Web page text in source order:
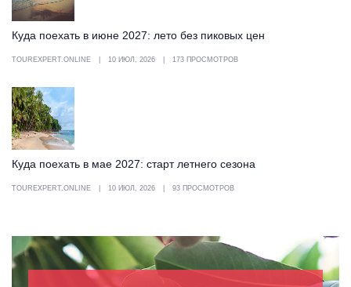
Куда поехать в июне 2027: лето без пиковых цен
TOUREXPERT.ONLINE 10 ИЮЛ, 2026 173 ПРОСМОТРОВ
Куда поехать в мае 2027: старт летнего сезона
TOUREXPERT.ONLINE 10 ИЮЛ, 2026 93 ПРОСМОТРОВ